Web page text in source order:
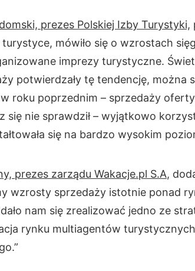
prezes Polskiej Izby Turystyki,
turystyce, mówiło się o wzrostach
imprezy turystyczne.
potwierdzały tę tendencję, można
w roku poprzednim – sprzedaży
się nie sprawdził – wyjątkowo
się na bardzo wysokim
prezes zarządu Wakacje.pl S.A,
wzrosty sprzedaży istotnie ponad
nam się zrealizować jedno ze
rynku multiagentów